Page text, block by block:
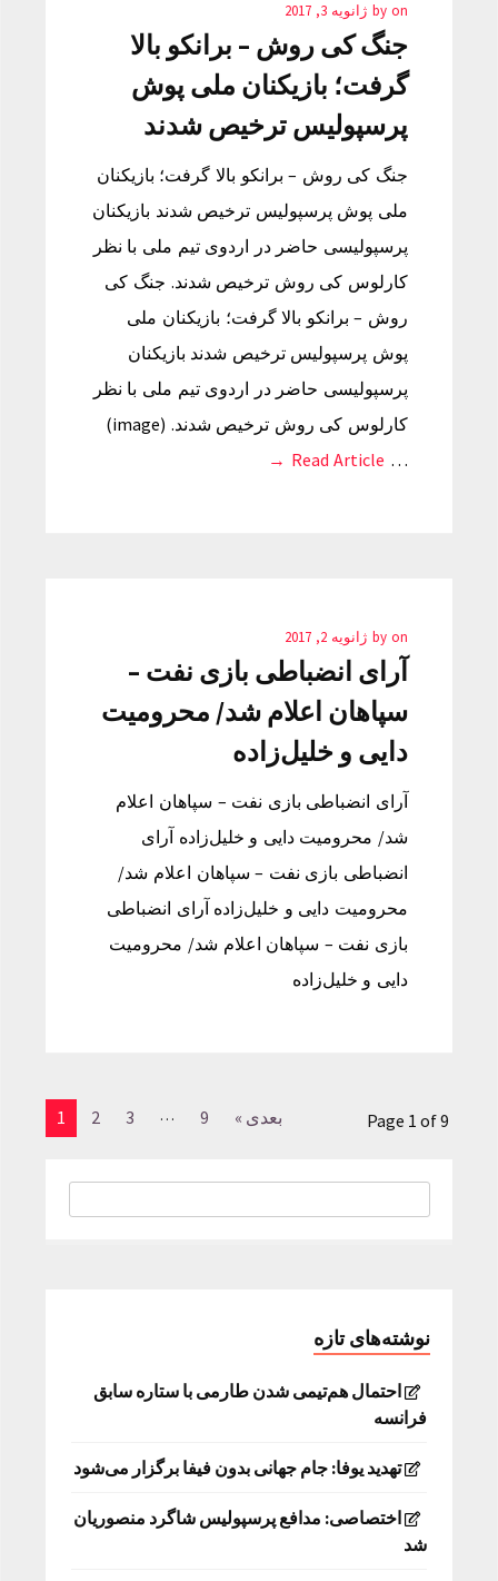
by on ژانویه 3, 2017
جنگ کی روش – برانکو بالا
گرفت؛ بازیکنان ملی پوش
پرسپولیس ترخیص شدند
جنگ کی روش – برانکو بالا گرفت؛ بازیکنان
ملی پوش پرسپولیس ترخیص شدند بازیکنان
پرسپولیسی حاضر در اردوی تیم ملی با نظر
کارلوس کی روش ترخیص شدند. جنگ کی
روش – برانکو بالا گرفت؛ بازیکنان ملی
پوش پرسپولیس ترخیص شدند بازیکنان
پرسپولیسی حاضر در اردوی تیم ملی با نظر
کارلوس کی روش ترخیص شدند. (image)
…
Read Article →
by on ژانویه 2, 2017
آرای انضباطی بازی نفت –
سپاهان اعلام شد/ محرومیت
دایی و خلیل‌زاده
آرای انضباطی بازی نفت – سپاهان اعلام
شد/ محرومیت دایی و خلیل‌زاده آرای
انضباطی بازی نفت – سپاهان اعلام شد/
محرومیت دایی و خلیل‌زاده آرای انضباطی
بازی نفت – سپاهان اعلام شد/ محرومیت
دایی و خلیل‌زاده
1 2 3 … 9 بعدی » Page 1 of 9
نوشته‌های تازه
احتمال هم‌تیمی شدن طارمی با ستاره سابق
فرانسه
تهدید یوفا: جام جهانی بدون فیفا برگزار می‌شود
اختصاصی: مدافع پرسپولیس شاگرد منصوریان
شد